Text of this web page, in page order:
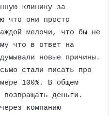
клинику за
что они просто
мелочи, что бы не
что в ответ на
новые причины.
стали писать про
100%. В общем
деньги.
компанию